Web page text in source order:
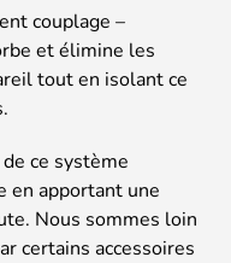
couplage –
et élimine les
tout en isolant ce
ce système
en apportant une
Nous sommes loin
certains accessoires